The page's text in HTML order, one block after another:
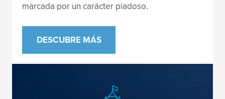
marcada por un carácter piadoso.
DESCUBRE MÁS